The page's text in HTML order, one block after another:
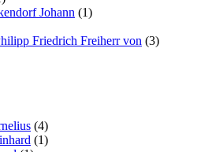
Johann (1)
Friedrich Freiherr von (3)
(4)
(1)